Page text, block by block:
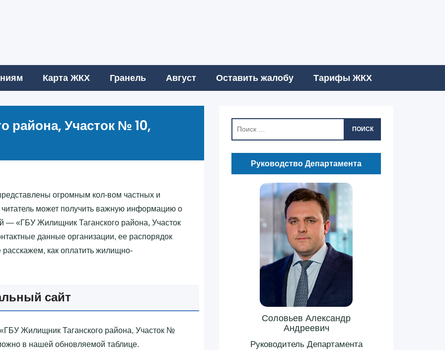
Карта ЖКХ Гранель Август Оставить жалобу Тарифы ЖКХ
района, Участок № 10,
огромным кол-вом частных и
может получить важную информацию о
— «‎ГБУ Жилищник Таганского района, Участок
данные организации, ее распорядок
расскажем, как оплатить жилищно-
сайт
Жилищник Таганского района, Участок №
в нашей обновляемой таблице.
ПОИСК
Руководство Департамента
Соловьев Александр
Андреевич
Руководитель Департамента